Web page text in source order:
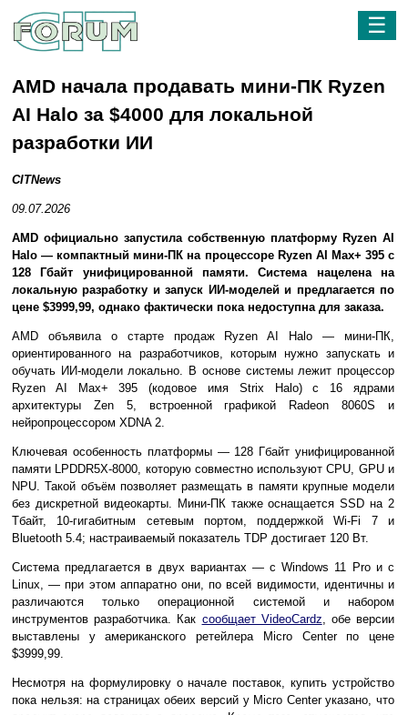
☰
AMD начала продавать мини-ПК Ryzen
AI Halo за $4000 для локальной
разработки ИИ
CITNews
09.07.2026
AMD официально запустила собственную платформу Ryzen AI
Halo — компактный мини-ПК на процессоре Ryzen AI Max+ 395 с
128 Гбайт унифицированной памяти. Система нацелена на
локальную разработку и запуск ИИ-моделей и предлагается по
цене $3999,99, однако фактически пока недоступна для заказа.
AMD объявила о старте продаж Ryzen AI Halo — мини-ПК,
ориентированного на разработчиков, которым нужно запускать и
обучать ИИ-модели локально. В основе системы лежит процессор
Ryzen AI Max+ 395 (кодовое имя Strix Halo) с 16 ядрами
архитектуры Zen 5, встроенной графикой Radeon 8060S и
нейропроцессором XDNA 2.
Ключевая особенность платформы — 128 Гбайт унифицированной
памяти LPDDR5X-8000, которую совместно используют CPU, GPU и
NPU. Такой объём позволяет размещать в памяти крупные модели
без дискретной видеокарты. Мини-ПК также оснащается SSD на 2
Тбайт, 10-гигабитным сетевым портом, поддержкой Wi-Fi 7 и
Bluetooth 5.4; настраиваемый показатель TDP достигает 120 Вт.
Система предлагается в двух вариантах — с Windows 11 Pro и с
Linux, — при этом аппаратно они, по всей видимости, идентичны и
различаются только операционной системой и набором
инструментов разработчика. Как сообщает VideoCardz , обе версии
выставлены у американского ретейлера Micro Center по цене
$3999,99.
Несмотря на формулировку о начале поставок, купить устройство
пока нельзя: на страницах обеих версий у Micro Center указано, что